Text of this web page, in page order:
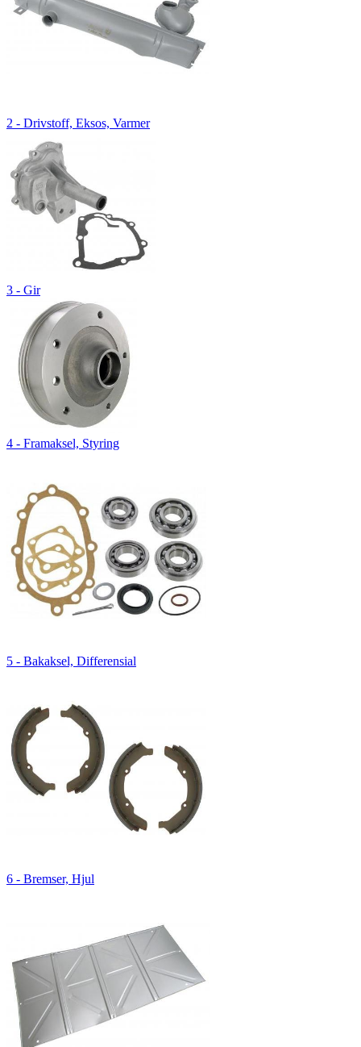
2 - Drivstoff, Eksos, Varmer
3 - Gir
4 - Framaksel, Styring
5 - Bakaksel, Differensial
6 - Bremser, Hjul